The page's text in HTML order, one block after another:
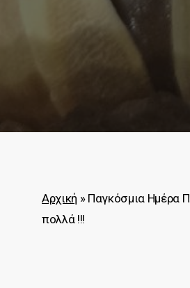
Αρχική » Παγκόσμια Ημέρα
πολλά !!!